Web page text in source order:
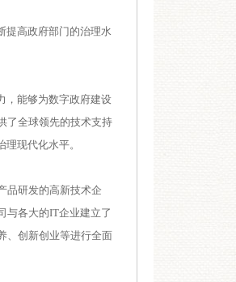
提高政府部门的治理水
，能够为数字政府建设
了全球领先的技术支持
现代化水平。
品研发的高新技术企
与各大的IT企业建立了
、创新创业等进行全面